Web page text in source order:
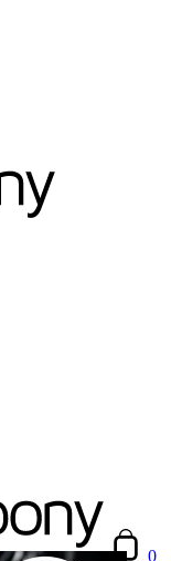
0